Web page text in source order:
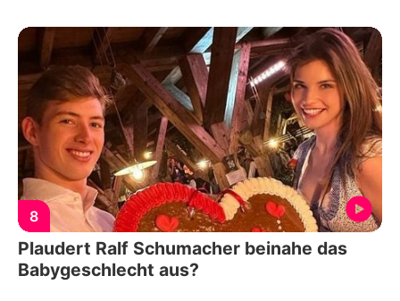
8
Plaudert Ralf Schumacher beinahe das
Babygeschlecht aus?